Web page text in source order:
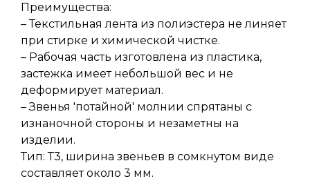
Преимущества:
– Текстильная лента из полиэстера не линяет
при стирке и химической чистке.
– Рабочая часть изготовлена из пластика,
застежка имеет небольшой вес и не
деформирует материал.
– Звенья 'потайной' молнии спрятаны с
изнаночной стороны и незаметны на
изделии.
Тип: Т3, ширина звеньев в сомкнутом виде
составляет около 3 мм.